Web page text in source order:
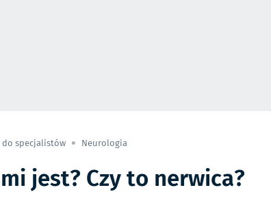
do specjalistów Neurologia
jest? Czy to nerwica?